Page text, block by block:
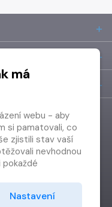
má
webu - aby
si pamatovali, co
zjistili stav vaší
nevhodnou
se
Nastavení